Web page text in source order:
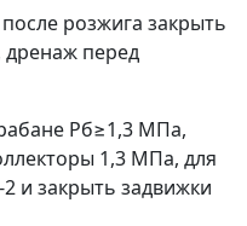
розжига закрыть
дренаж перед
Рб≥1,3 МПа,
1,3 МПа, для
и закрыть задвижки